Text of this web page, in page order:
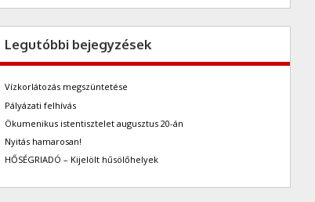
Legutóbbi bejegyzések
Vízkorlátozás megszüntetése
Pályázati felhívás
Ökumenikus istentisztelet augusztus 20-án
Nyitás hamarosan!
HŐSÉGRIADÓ – Kijelölt hűsölőhelyek